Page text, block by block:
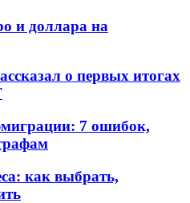
и доллара на
о первых итогах
7 ошибок,
как выбрать,